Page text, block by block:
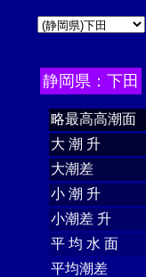
静岡県：下田
略最高高潮面
大 潮 升
大潮差
小 潮 升
小潮差 升
平 均 水 面
平均潮差